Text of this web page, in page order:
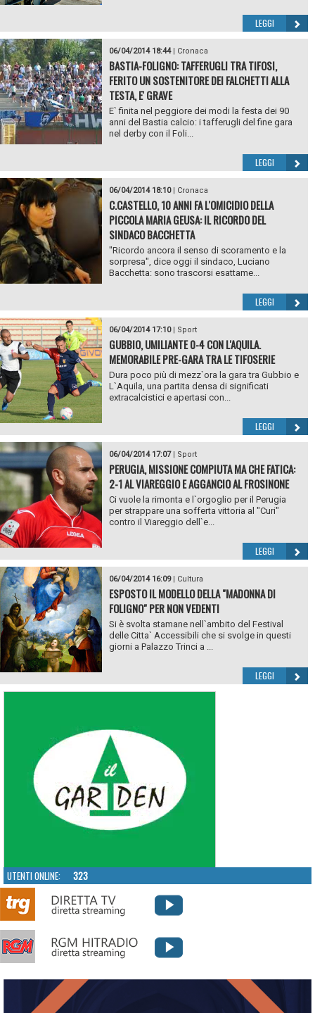
LEGGI
06/04/2014 18:44| Cronaca
BASTIA-FOLIGNO: TAFFERUGLI TRA TIFOSI,
FERITO UN SOSTENITORE DEI FALCHETTI ALLA
TESTA, E' GRAVE
E` finita nel peggiore dei modi la festa dei 90
anni del Bastia calcio: i tafferugli del fine gara
nel derby con il Foli...
LEGGI
06/04/2014 18:10| Cronaca
C.CASTELLO, 10 ANNI FA L'OMICIDIO DELLA
PICCOLA MARIA GEUSA: IL RICORDO DEL
SINDACO BACCHETTA
"Ricordo ancora il senso di scoramento e la
sorpresa", dice oggi il sindaco, Luciano
Bacchetta: sono trascorsi esattame...
LEGGI
06/04/2014 17:10| Sport
GUBBIO, UMILIANTE 0-4 CON L'AQUILA.
MEMORABILE PRE-GARA TRA LE TIFOSERIE
Dura poco più di mezz`ora la gara tra Gubbio e
L`Aquila, una partita densa di significati
extracalcistici e apertasi con...
LEGGI
06/04/2014 17:07| Sport
PERUGIA, MISSIONE COMPIUTA MA CHE FATICA:
2-1 AL VIAREGGIO E AGGANCIO AL FROSINONE
Ci vuole la rimonta e l`orgoglio per il Perugia
per strappare una sofferta vittoria al "Curi"
contro il Viareggio dell`e...
LEGGI
06/04/2014 16:09| Cultura
ESPOSTO IL MODELLO DELLA "MADONNA DI
FOLIGNO" PER NON VEDENTI
Si è svolta stamane nell`ambito del Festival
delle Citta` Accessibili che si svolge in questi
giorni a Palazzo Trinci a ...
LEGGI
UTENTI ONLINE: 323